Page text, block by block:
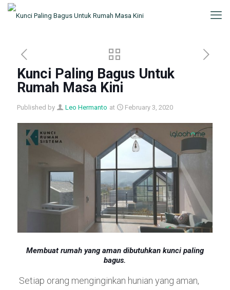
Kunci Paling Bagus Untuk
Rumah Masa Kini
Published by Leo Hermanto at February 3, 2020
Membuat rumah yang aman dibutuhkan kunci paling
bagus.
Setiap orang menginginkan hunian yang aman,